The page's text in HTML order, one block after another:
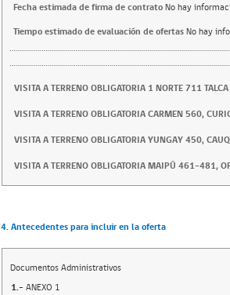
Fecha estimada de firma de contratoNo hay
Tiempo estimado de evaluación de ofertasNo hay
VISITA A TERRENO OBLIGATORIA 1 NORTE 711 TALCA
VISITA A TERRENO OBLIGATORIA CARMEN 560,
VISITA A TERRENO OBLIGATORIA YUNGAY 450,
VISITA A TERRENO OBLIGATORIA MAIPÚ 461-481,
4. Antecedentes para incluir en la oferta
Documentos Administrativos
1.- ANEXO 1